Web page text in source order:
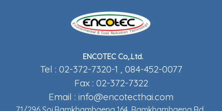
ENCOTEC Co,.Ltd.
Tel : 02-372-7320-1 , 084-452-0077
Fax : 02-372-7322
Email : info@encotecthai.com